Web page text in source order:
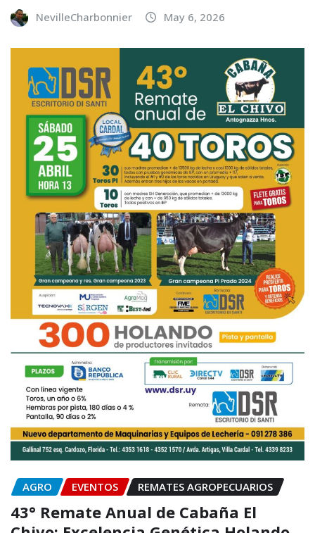
NevilleCharbonnier May 6, 2026
AGRO EVENTOS REMATES AGROPECUARIOS
43° Remate Anual de Cabaña El